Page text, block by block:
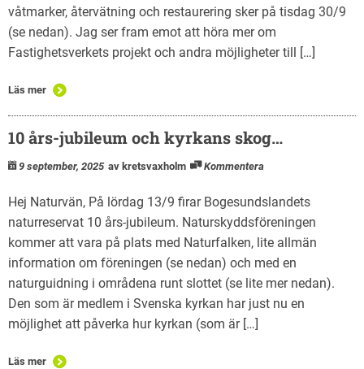
våtmarker, återvätning och restaurering sker på tisdag 30/9
(se nedan). Jag ser fram emot att höra mer om
Fastighetsverkets projekt och andra möjligheter till […]
Läs mer
10 års-jubileum och kyrkans skog…
9 september, 2025 av kretsvaxholm Kommentera
Hej Naturvän, På lördag 13/9 firar Bogesundslandets
naturreservat 10 års-jubileum. Naturskyddsföreningen
kommer att vara på plats med Naturfalken, lite allmän
information om föreningen (se nedan) och med en
naturguidning i områdena runt slottet (se lite mer nedan).
Den som är medlem i Svenska kyrkan har just nu en
möjlighet att påverka hur kyrkan (som är […]
Läs mer